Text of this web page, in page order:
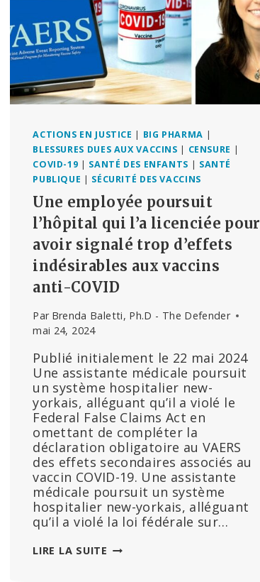
ACTIONS EN JUSTICE | BIG PHARMA |
BLESSURES DUES AUX VACCINS | CENSURE |
COVID-19 | SANTÉ DES ENFANTS | SANTÉ
PUBLIQUE | SÉCURITÉ DES VACCINS
Une employée poursuit
l’hôpital qui l’a licenciée pour
avoir signalé trop d’effets
indésirables aux vaccins
anti-COVID
Par Brenda Baletti, Ph.D - The Defender
mai 24, 2024
Publié initialement le 22 mai 2024
Une assistante médicale poursuit
un système hospitalier new-
yorkais, alléguant qu’il a violé le
Federal False Claims Act en
omettant de compléter la
déclaration obligatoire au VAERS
des effets secondaires associés au
vaccin COVID-19. Une assistante
médicale poursuit un système
hospitalier new-yorkais, alléguant
qu’il a violé la loi fédérale sur…
LIRE LA SUITE UNE